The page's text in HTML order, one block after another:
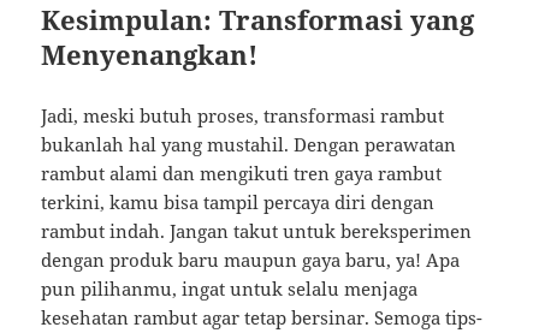
Kesimpulan: Transformasi yang
Menyenangkan!
Jadi, meski butuh proses, transformasi rambut
bukanlah hal yang mustahil. Dengan perawatan
rambut alami dan mengikuti tren gaya rambut
terkini, kamu bisa tampil percaya diri dengan
rambut indah. Jangan takut untuk bereksperimen
dengan produk baru maupun gaya baru, ya! Apa
pun pilihanmu, ingat untuk selalu menjaga
kesehatan rambut agar tetap bersinar. Semoga tips-